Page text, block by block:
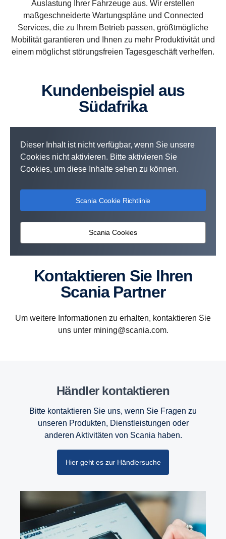
Auslastung Ihrer Fahrzeuge aus. Wir erstellen
maßgeschneiderte Wartungspläne und Connected
Services, die zu Ihrem Betrieb passen, größtmögliche
Mobilität garantieren und Ihnen zu mehr Produktivität und
einem möglichst störungsfreien Tagesgeschäft verhelfen.
Mit bereitgestellten Daten können wir Dienste entwickeln, die
Ihnen direkten geschäftlichen Mehrwert bieten. Erfahren Sie,
wie Sie unsere Services in Ihrem Unternehmen umsetzen
können.
Fahrertraining und Fahrercoaching von Scania bieten
langfristige geschäftliche Vorteile durch verbesserte
Kraftstoffeffizienz, Sicherheit und Nachhaltigkeit.
Wir erstellen maßgeschneiderte Wartungspläne, die zu
Ihrem Betrieb passen, größtmögliche Mobilität garantieren
und Ihnen zu mehr Produktivität und einem möglichst
störungsfreien Tagesgeschäft verhelfen.
Kundenbeispiel aus
Südafrika
Dieser Inhalt ist nicht verfügbar, wenn Sie unsere
Cookies nicht aktivieren. Bitte aktivieren Sie
Cookies, um diese Inhalte sehen zu können.
Scania Cookie Richtlinie
Scania Cookies
Kontaktieren Sie Ihren
Scania Partner
Um weitere Informationen zu erhalten, kontaktieren Sie
uns unter mining@scania.com.
Händler kontaktieren
Bitte kontaktieren Sie uns, wenn Sie Fragen zu
unseren Produkten, Dienstleistungen oder
anderen Aktivitäten von Scania haben.
Hier geht es zur Händlersuche